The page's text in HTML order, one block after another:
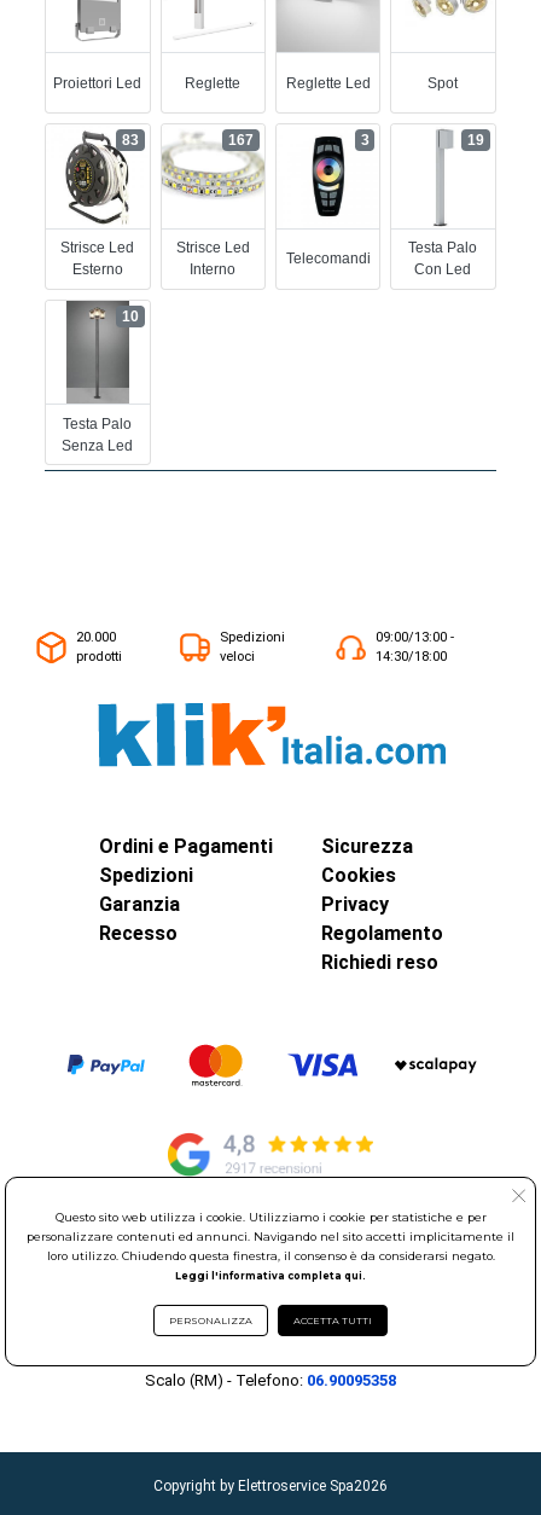
Proiettori Led Reglette Reglette Led Spot
Strisce Led
Esterno
83
Strisce Led
Interno
167
Telecomandi
3
Testa Palo
Con Led
19
Testa Palo
Senza Led
10
20.000
prodotti
Spedizioni
veloci
09:00/13:00 -
14:30/18:00
Ordini e Pagamenti
Spedizioni
Garanzia
Recesso
Sicurezza
Cookies
Privacy
Regolamento
Richiedi reso
© Elettroservice Spa - Sede Legale: Via Leonardo da Vinci, 40 -
00015 Monterotondo Scalo (RM)
Sociale 1.600.000,00 Euro i.v. Iscritto al Registro delle Imprese di
Roma REA: RM-535144
Scalo (RM) - Telefono: 06.90095358
Copyright by Elettroservice Spa2026
Questo sito web utilizza i cookie. Utilizziamo i cookie per statistiche e per
personalizzare contenuti ed annunci. Navigando nel sito accetti implicitamente il
loro utilizzo. Chiudendo questa finestra, il consenso è da considerarsi negato.
Leggi l'informativa completa qui.
PERSONALIZZA ACCETTA TUTTI